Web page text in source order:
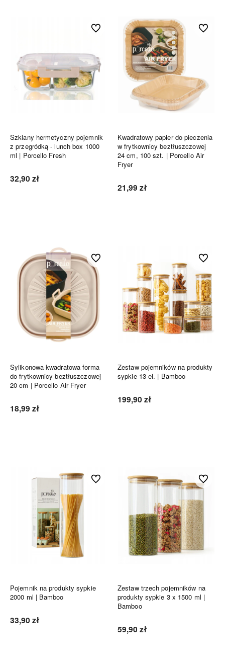
Szklany hermetyczny pojemnik
z przegródką - lunch box 1000
ml | Porcello Fresh
32,90 zł
Do ulubionych
Kwadratowy papier do pieczenia
w frytkownicy beztłuszczowej
24 cm, 100 szt. | Porcello Air
Fryer
21,99 zł
Do
Sylikonowa kwadratowa forma
do frytkownicy beztłuszczowej
20 cm | Porcello Air Fryer
18,99 zł
Do ulubionych
Zestaw pojemników na produkty
sypkie 13 el. | Bamboo
199,90 zł
Do
Pojemnik na produkty sypkie
2000 ml | Bamboo
33,90 zł
Do ulubionych
Zestaw trzech pojemników na
produkty sypkie 3 x 1500 ml |
Bamboo
59,90 zł
Do